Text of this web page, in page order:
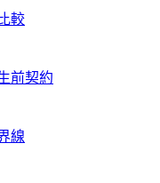
較
前契約
線